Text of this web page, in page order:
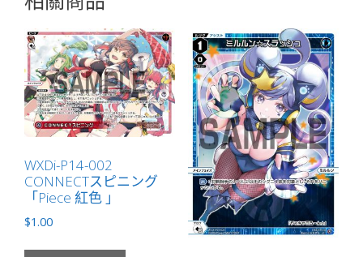
（媽
媽）
」
數
量
WXDi-P14-002
CONNECTスピニング
「Piece 紅色 」
$1.00